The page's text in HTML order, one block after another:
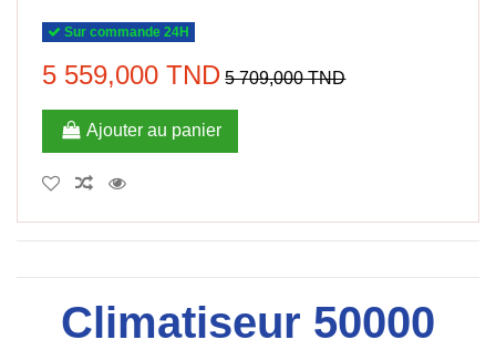
Sur commande 24H
5 559,000 TND 5 709,000 TND
Ajouter au panier
Climatiseur 50000